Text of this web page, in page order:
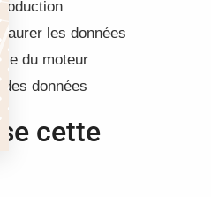
les données
du moteur
données
cette